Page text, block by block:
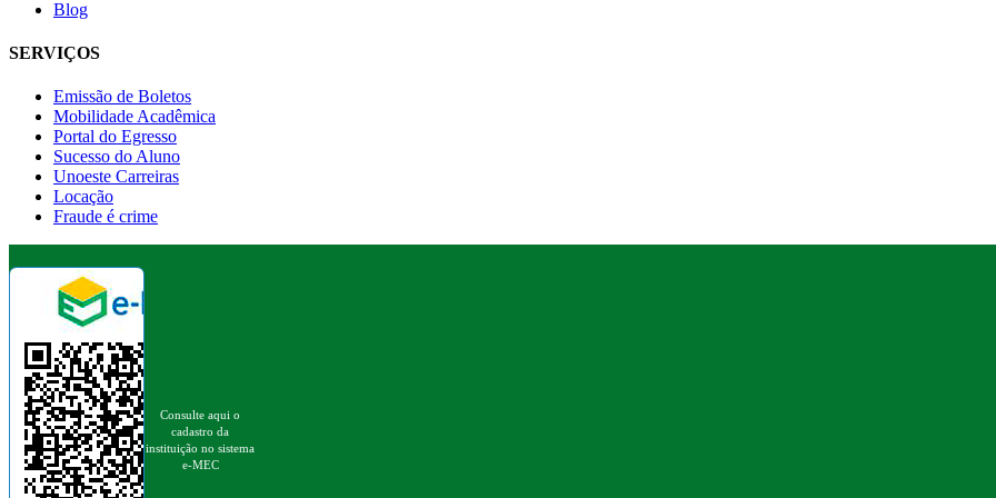
Blog
SERVIÇOS
Emissão de Boletos
Mobilidade Acadêmica
Portal do Egresso
Sucesso do Aluno
Unoeste Carreiras
Locação
Fraude é crime
Consulte aqui o
cadastro da
instituição no sistema
e-MEC